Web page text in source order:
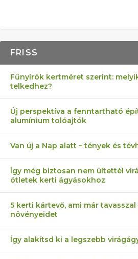
FRISS
Fűnyírók kertméret szerint:
telkedhez?
Új perspektíva a fenntartható
alumínium tolóajtók
Van új a Nap alatt – tények és
Így még biztosan nem ültettél
ötletek kerti ágyásokhoz
5 kerti kártevő, ami már
növényeidet
Így alakítsd ki a legszebb